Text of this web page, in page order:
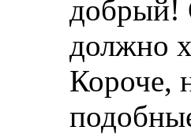
добрый!
должно
Короче,